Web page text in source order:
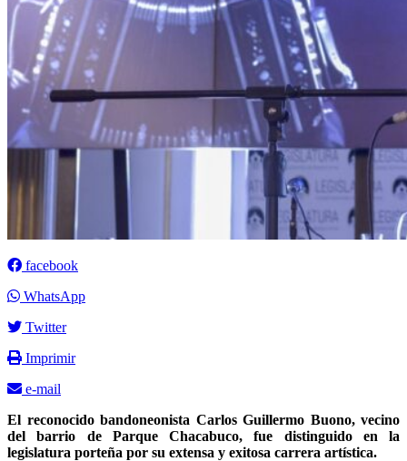
facebook
WhatsApp
Twitter
Imprimir
e-mail
El reconocido bandoneonista Carlos Guillermo Buono, vecino
del barrio de Parque Chacabuco, fue distinguido en la
legislatura porteña por su extensa y exitosa carrera artística.